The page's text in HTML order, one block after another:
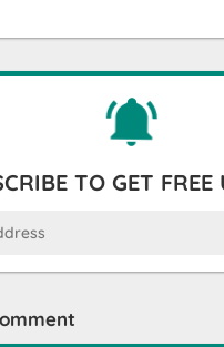
TO GET FREE